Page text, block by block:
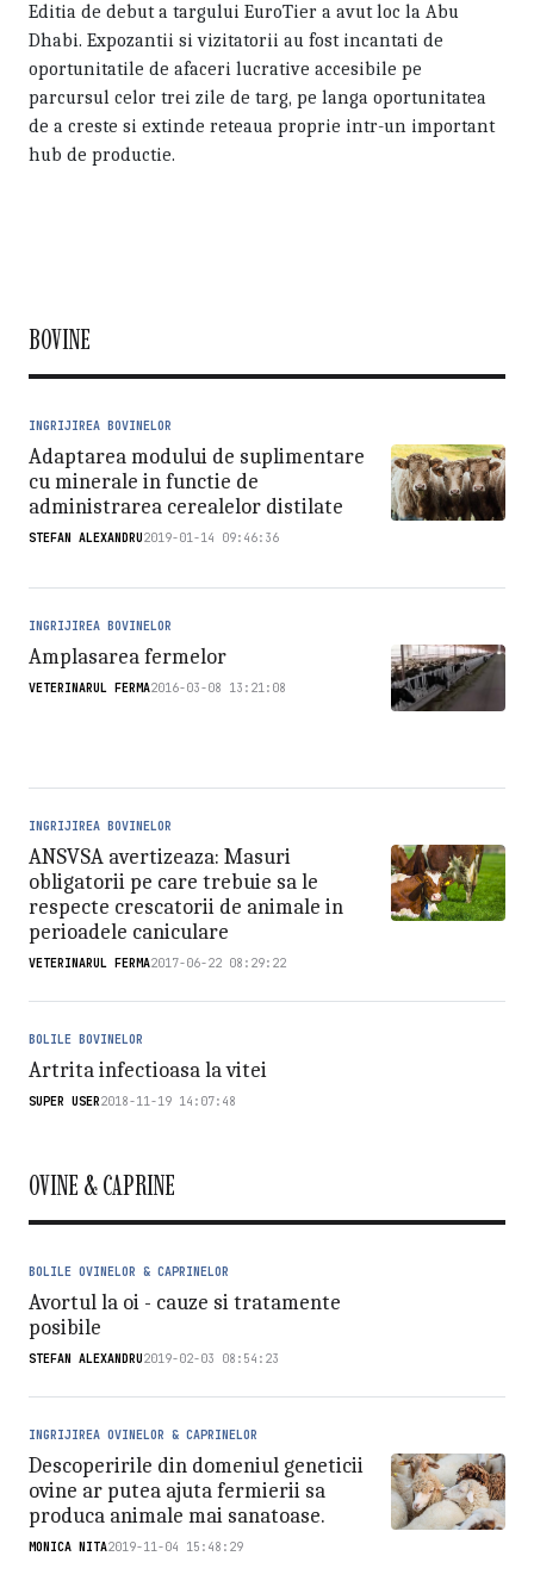
Editia de debut a targului EuroTier a avut loc la Abu
Dhabi. Expozantii si vizitatorii au fost incantati de
oportunitatile de afaceri lucrative accesibile pe
parcursul celor trei zile de targ, pe langa oportunitatea
de a creste si extinde reteaua proprie intr-un important
hub de productie.
BOVINE
INGRIJIREA BOVINELOR
Adaptarea modului de suplimentare
cu minerale in functie de
administrarea cerealelor distilate
STEFAN ALEXANDRU2019-01-14 09:46:36
INGRIJIREA BOVINELOR
Amplasarea fermelor
VETERINARUL FERMA2016-03-08 13:21:08
INGRIJIREA BOVINELOR
ANSVSA avertizeaza: Masuri
obligatorii pe care trebuie sa le
respecte crescatorii de animale in
perioadele caniculare
VETERINARUL FERMA2017-06-22 08:29:22
BOLILE BOVINELOR
Artrita infectioasa la vitei
SUPER USER2018-11-19 14:07:48
OVINE & CAPRINE
BOLILE OVINELOR & CAPRINELOR
Avortul la oi - cauze si tratamente
posibile
STEFAN ALEXANDRU2019-02-03 08:54:23
INGRIJIREA OVINELOR & CAPRINELOR
Descoperirile din domeniul geneticii
ovine ar putea ajuta fermierii sa
produca animale mai sanatoase.
MONICA NITA2019-11-04 15:48:29